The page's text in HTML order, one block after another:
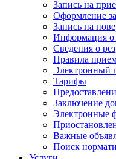
Запись на
Оформление
Запись на
Информация о
Сведения о
Правила
Электронный
Тарифы
Заключение
Электронные
Важные
Поиск